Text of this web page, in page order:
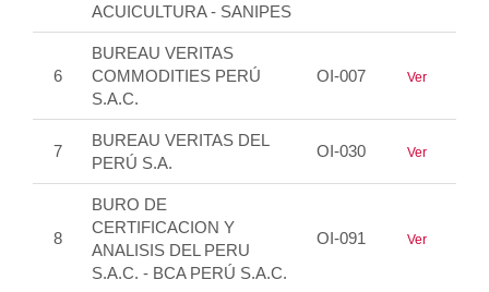
ACUICULTURA - SANIPES
6
BUREAU VERITAS
COMMODITIES PERÚ
S.A.C.
OI-007 Ver
7
BUREAU VERITAS DEL
PERÚ S.A.
OI-030 Ver
8
BURO DE
CERTIFICACION Y
ANALISIS DEL PERU
S.A.C. - BCA PERÚ S.A.C.
OI-091 Ver